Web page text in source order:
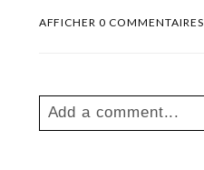
AFFICHER0 COMMENTAIRES
Add a comment...